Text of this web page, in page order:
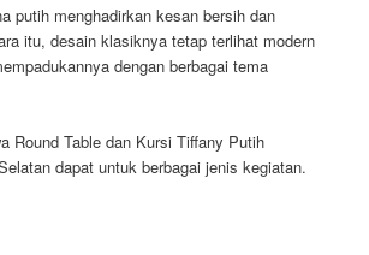
putih menghadirkan kesan bersih dan
itu, desain klasiknya tetap terlihat modern
dengan berbagai tema
Round Table dan Kursi Tiffany Putih
dapat untuk berbagai jenis kegiatan.